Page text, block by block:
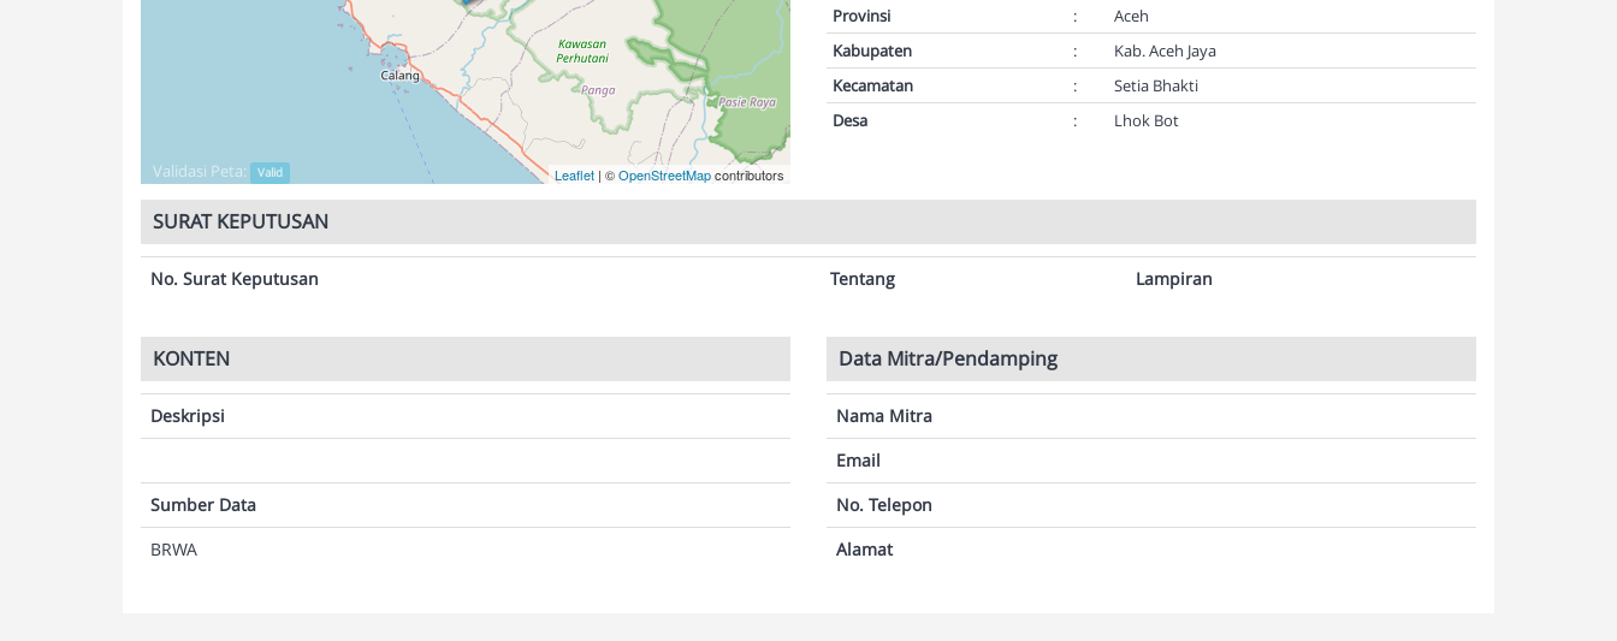
Leaflet | ©OpenStreetMapcontributors
Validasi Peta: Valid
Provinsi
:
Aceh
Kabupaten
:
Kab. Aceh Jaya
Kecamatan
:
Setia Bhakti
Desa
: Lhok Bot
SURAT KEPUTUSAN
No. Surat Keputusan Tentang Lampiran
KONTEN
Deskripsi
Sumber Data
BRWA
Data Mitra/Pendamping
Nama Mitra
Email
No. Telepon
Alamat